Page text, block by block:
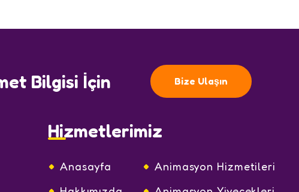
Bilgisi İçin Bize Ulaşın
Hizmetlerimiz
Anasayfa
Animasyon Hizmetileri